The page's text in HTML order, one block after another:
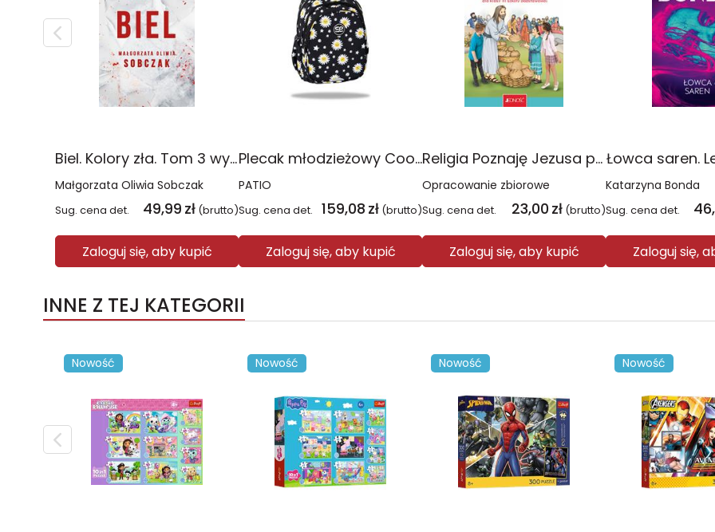
Biel. Kolory zła. Tom 3 wyd. 2025
Małgorzata Oliwia Sobczak
Sug. cena det. 49,99 zł (brutto)
Zaloguj się, aby kupić
Plecak młodzieżowy Coolpack Jerry Daisy Black
PATIO
Sug. cena det. 159,08 zł (brutto)
Zaloguj się, aby kupić
Religia Poznaję Jezusa podręcznik dla klasy 3 szkoły podstawowej
Opracowanie zbiorowe
Sug. cena det. 23,00 zł (brutto)
Zaloguj się, aby kupić
Łowca saren.
Katarzyna Bonda
Sug. cena det.
Zaloguj się,
INNE Z TEJ KATEGORII
Nowość Nowość Nowość Nowość